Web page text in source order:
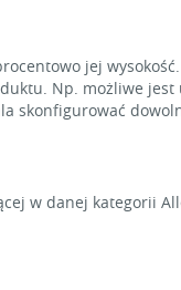
jej
Np. możliwe
skonfigurować
w danej kategorii